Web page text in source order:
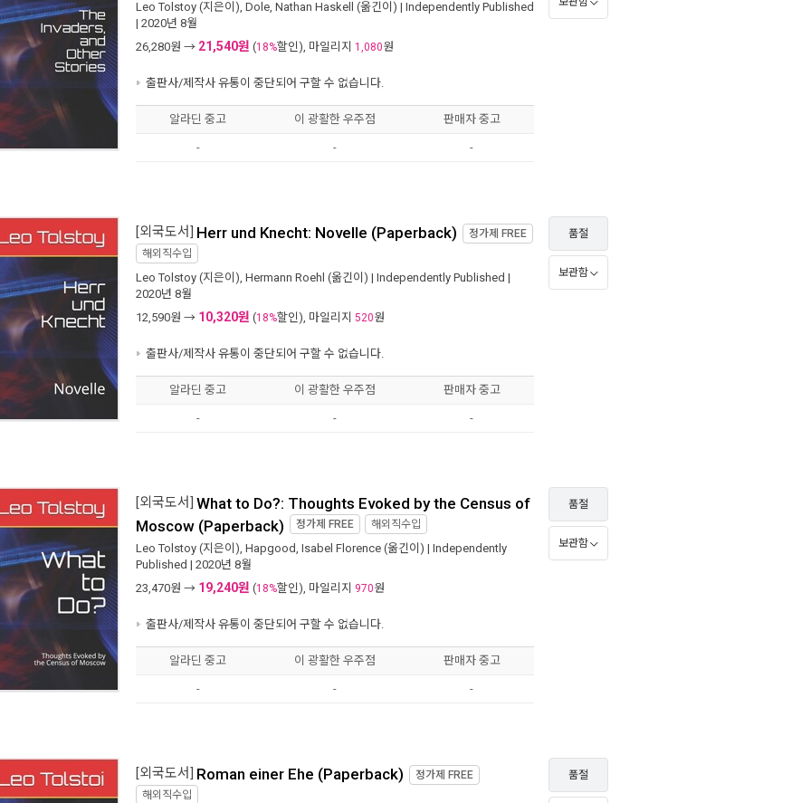
Leo Tolstoy (지은이), Dole, Nathan Haskell (옮긴이) | Independently Published
| 2020년 8월
26,280원 → 21,540원 (18%할인), 마일리지 1,080원
출판사/제작사 유통이 중단되어 구할 수 없습니다.
알라딘 중고 이 광활한 우주점 판매자 중고
- - -
[외국도서] Herr und Knecht: Novelle (Paperback) 정가제 FREE
해외직수입
Leo Tolstoy (지은이), Hermann Roehl (옮긴이) | Independently Published |
2020년 8월
12,590원 → 10,320원 (18%할인), 마일리지 520원
출판사/제작사 유통이 중단되어 구할 수 없습니다.
품절
보관함
알라딘 중고 이 광활한 우주점 판매자 중고
- - -
[외국도서] What to Do?: Thoughts Evoked by the Census of
Moscow (Paperback) 정가제 FREE 해외직수입
Leo Tolstoy (지은이), Hapgood, Isabel Florence (옮긴이) | Independently
Published | 2020년 8월
23,470원 → 19,240원 (18%할인), 마일리지 970원
출판사/제작사 유통이 중단되어 구할 수 없습니다.
품절
보관함
알라딘 중고 이 광활한 우주점 판매자 중고
- - -
[외국도서] Roman einer Ehe (Paperback) 정가제 FREE
해외직수입
품절